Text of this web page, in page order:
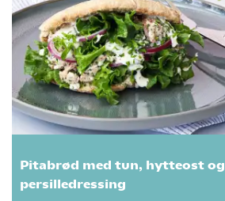
Pitabrød med tun, hytteost og
persilledressing